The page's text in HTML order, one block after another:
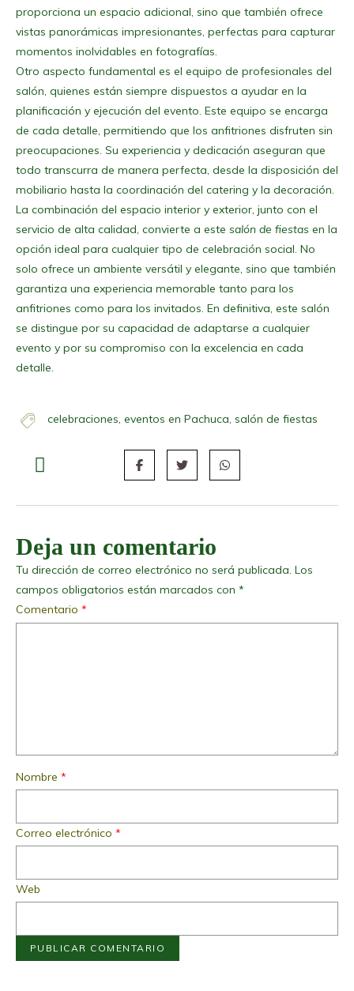
proporciona un espacio adicional, sino que también ofrece
vistas panorámicas impresionantes, perfectas para capturar
momentos inolvidables en fotografías.
Otro aspecto fundamental es el equipo de profesionales del
salón, quienes están siempre dispuestos a ayudar en la
planificación y ejecución del evento. Este equipo se encarga
de cada detalle, permitiendo que los anfitriones disfruten sin
preocupaciones. Su experiencia y dedicación aseguran que
todo transcurra de manera perfecta, desde la disposición del
mobiliario hasta la coordinación del catering y la decoración.
La combinación del espacio interior y exterior, junto con el
servicio de alta calidad, convierte a este salón de fiestas en la
opción ideal para cualquier tipo de celebración social. No
solo ofrece un ambiente versátil y elegante, sino que también
garantiza una experiencia memorable tanto para los
anfitriones como para los invitados. En definitiva, este salón
se distingue por su capacidad de adaptarse a cualquier
evento y por su compromiso con la excelencia en cada
detalle.
celebraciones, eventos en Pachuca, salón de fiestas
Deja un comentario
Tu dirección de correo electrónico no será publicada. Los
campos obligatorios están marcados con *
Comentario *
Nombre *
Correo electrónico *
Web